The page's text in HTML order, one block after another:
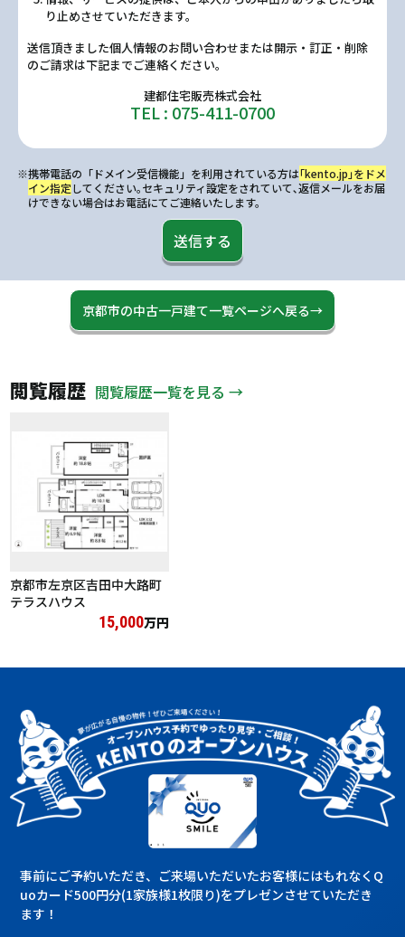
り止めさせていただきます。
送信頂きました個人情報のお問い合わせまたは開示・訂正・削除
のご請求は下記までご連絡ください。
建都住宅販売株式会社
TEL : 075-411-0700
※携帯電話の「ドメイン受信機能」を利用されている方は｢kento.jp｣をドメ
イン指定してください｡セキュリティ設定をされていて､返信メールをお届
けできない場合はお電話にてご連絡いたします。
送信する
京都市の中古一戸建て一覧ページへ戻る→
閲覧履歴 閲覧履歴一覧を見る →
京都市左京区吉田中大路町
テラスハウス
15,000万円
事前にご予約いただき、ご来場いただいたお客様にはもれなくQ
uoカード500円分(1家族様1枚限り)をプレゼンさせていただき
ます！